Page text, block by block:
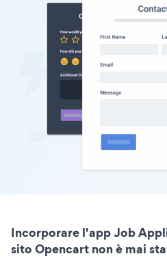
Incorporare l'app Job
sito Opencart non è mai